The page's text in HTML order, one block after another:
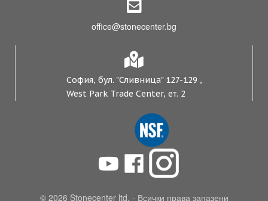
office@stonecenter.bg
София, бул. "Сливница" 127-129 ,
West Park Trade Center, ет. 2
© 2026 Stonecenter ltd. - Всички права запазени